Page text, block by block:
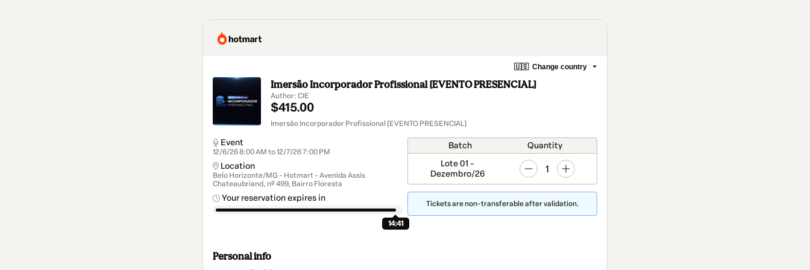
🇺🇸 Change country
Imersão Incorporador Profissional [EVENTO PRESENCIAL]
Author: CIE
$415.00
Imersão Incorporador Profissional [EVENTO PRESENCIAL]
Event
12/6/26 8:00 AM to 12/7/26 7:00 PM
Location
Belo Horizonte/MG - Hotmart - Avenida Assis
Chateaubriand, nº 499, Bairro Floresta
Your reservation expires in
14:41
Batch
Quantity
Lote 01 -
Dezembro/26
1
Tickets are non-transferable after validation.
Personal info